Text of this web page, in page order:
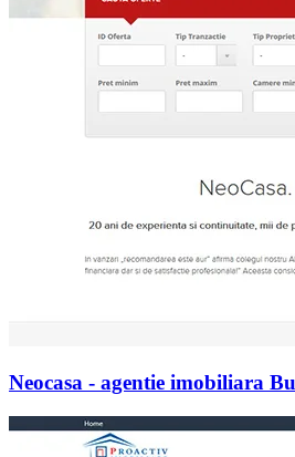
Neocasa - agentie imobiliara